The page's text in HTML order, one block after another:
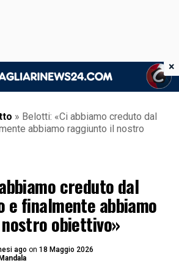
» Belotti: «Ci abbiamo creduto dal
abbiamo raggiunto il nostro
creduto dal
e finalmente abbiamo
obiettivo»
ago on 18 Maggio 2026
×